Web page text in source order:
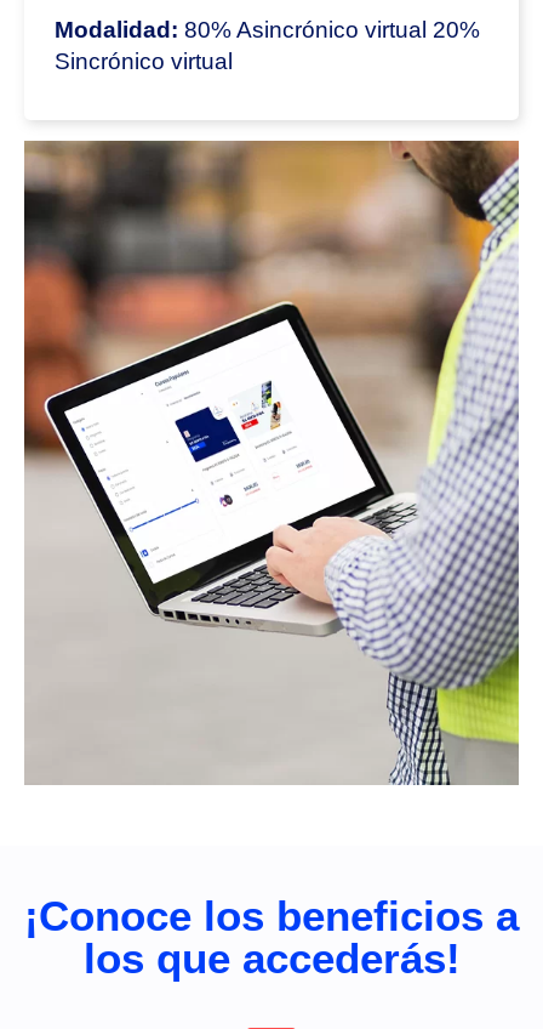
Modalidad: 80% Asincrónico virtual 20%
Sincrónico virtual
¡Conoce los beneficios a
los que accederás!